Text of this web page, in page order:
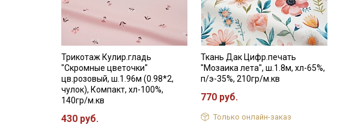
Трикотаж Кулир.гладь
"Скромные цветочки"
цв.розовый, ш.1.96м (0.98*2,
чулок), Компакт, хл-100%,
140гр/м.кв
430 руб.
Ткань Дак Цифр.печать
"Мозаика лета", ш.1.8м, хл-65%,
п/э-35%, 210гр/м.кв
770 руб.
Только онлайн-заказ